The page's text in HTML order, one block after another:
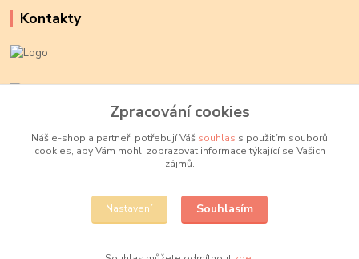
Kontakty
+420 774 719 784
info@fajnekorale.cz
Zpracování cookies
Náš e-shop a partneři potřebují Váš souhlas s použitím souborů
cookies, aby Vám mohli zobrazovat informace týkající se Vašich
zájmů.
Nastavení Souhlasím